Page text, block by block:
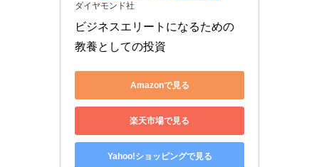
ダイヤモンド社
ビジネスエリートになるための
教養としての投資
Amazonで見る
楽天市場で見る
Yahoo!ショッピングで見る